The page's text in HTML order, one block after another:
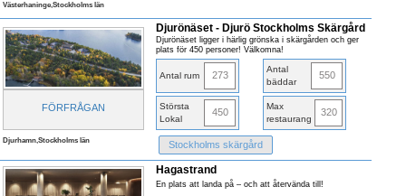
Västerhaninge,Stockholms län
FÖRFRÅGAN
Djurönäset - Djurö Stockholms Skärgård
Djurönäset ligger i härlig grönska i skärgården och ger
plats för 450 personer! Välkomna!
Antal rum 273
Antal
bäddar
550
Största
Lokal
450
Max
restaurang
320
Djurhamn,Stockholms län Stockholms skärgård
Hagastrand
En plats att landa på – och att återvända till!